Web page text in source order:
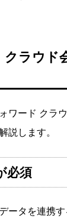
ラウド
ワード クラ
説します。
必須
ータを連携